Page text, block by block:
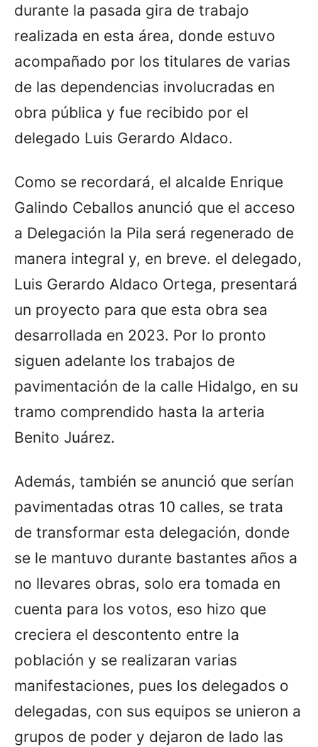
durante la pasada gira de trabajo
realizada en esta área, donde estuvo
acompañado por los titulares de varias
de las dependencias involucradas en
obra pública y fue recibido por el
delegado Luis Gerardo Aldaco.
Como se recordará, el alcalde Enrique
Galindo Ceballos anunció que el acceso
a Delegación la Pila será regenerado de
manera integral y, en breve. el delegado,
Luis Gerardo Aldaco Ortega, presentará
un proyecto para que esta obra sea
desarrollada en 2023. Por lo pronto
siguen adelante los trabajos de
pavimentación de la calle Hidalgo, en su
tramo comprendido hasta la arteria
Benito Juárez.
Además, también se anunció que serían
pavimentadas otras 10 calles, se trata
de transformar esta delegación, donde
se le mantuvo durante bastantes años a
no llevares obras, solo era tomada en
cuenta para los votos, eso hizo que
creciera el descontento entre la
población y se realizaran varias
manifestaciones, pues los delegados o
delegadas, con sus equipos se unieron a
grupos de poder y dejaron de lado las